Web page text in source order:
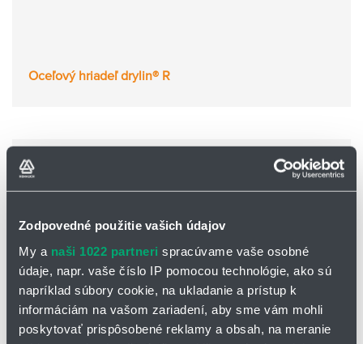
Zodpovedné použitie vašich údajov
My a naši 1022 partneri spracúvame vaše osobné
údaje, napr. vaše číslo IP pomocou technológie, ako sú
napríklad súbory cookie, na ukladanie a prístup k
informáciám na vašom zariadení, aby sme vám mohli
poskytovať prispôsobené reklamy a obsah, na meranie
Oceľový hriadeľ drylin® R